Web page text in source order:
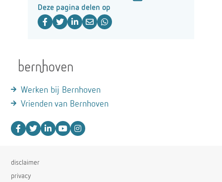
Deze pagina delen op
Werken bij Bernhoven
Vrienden van Bernhoven
disclaimer
privacy